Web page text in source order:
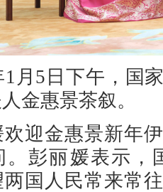
1月5日下午，国
金惠景茶叙。
迎金惠景新年
。彭丽媛表示，
国人民常来常